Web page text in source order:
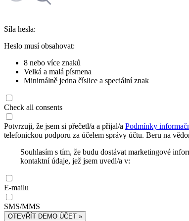
Síla hesla:
Heslo musí obsahovat:
8 nebo více znaků
Velká a malá písmena
Minimálně jedna číslice a speciální znak
Check all consents
Potvrzuji, že jsem si přečetl/a a přijal/a Podmínky
telefonickou podporu za účelem správy účtu. Beru na
Souhlasím s tím, že budu dostávat marketingové
kontaktní údaje, jež jsem uvedl/a v:
E-mailu
SMS/MMS
OTEVŘÍT DEMO ÚČET »